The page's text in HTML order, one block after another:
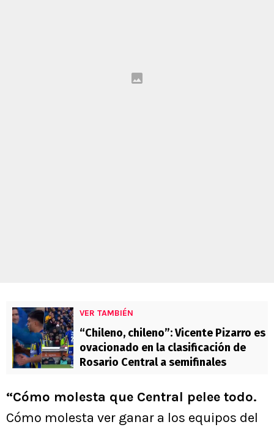
VER TAMBIÉN
“Chileno, chileno”: Vicente Pizarro es
ovacionado en la clasificación de
Rosario Central a semifinales
“Cómo molesta que Central pelee todo.
Cómo molesta ver ganar a los equipos del